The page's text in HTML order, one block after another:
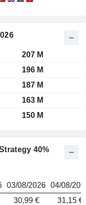
40%
03/08/2026 04/08/
30,99 €
31,15 €
207 M
196 M
187 M
163 M
150 M